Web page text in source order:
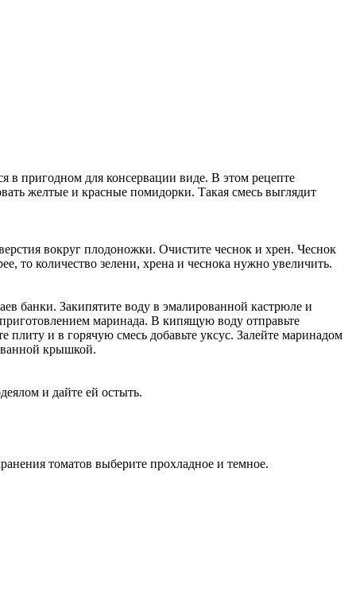
в пригодном для консервации виде. В этом рецепте
желтые и красные помидорки. Такая смесь выглядит
вокруг плодоножки. Очистите чеснок и хрен. Чеснок
то количество зелени, хрена и чеснока нужно увеличить.
банки. Закипятите воду в эмалированной кастрюле и
маринада. В кипящую воду отправьте
и в горячую смесь добавьте уксус. Залейте маринадом
крышкой.
и дайте ей остыть.
томатов выберите прохладное и темное.